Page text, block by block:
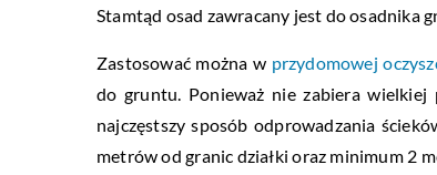
Stamtąd osad zawracany jest do osadnika
Zastosować można w przydomowej
do gruntu. Ponieważ nie zabiera
najczęstszy sposób odprowadzania
metrów od granic działki oraz minimum 2